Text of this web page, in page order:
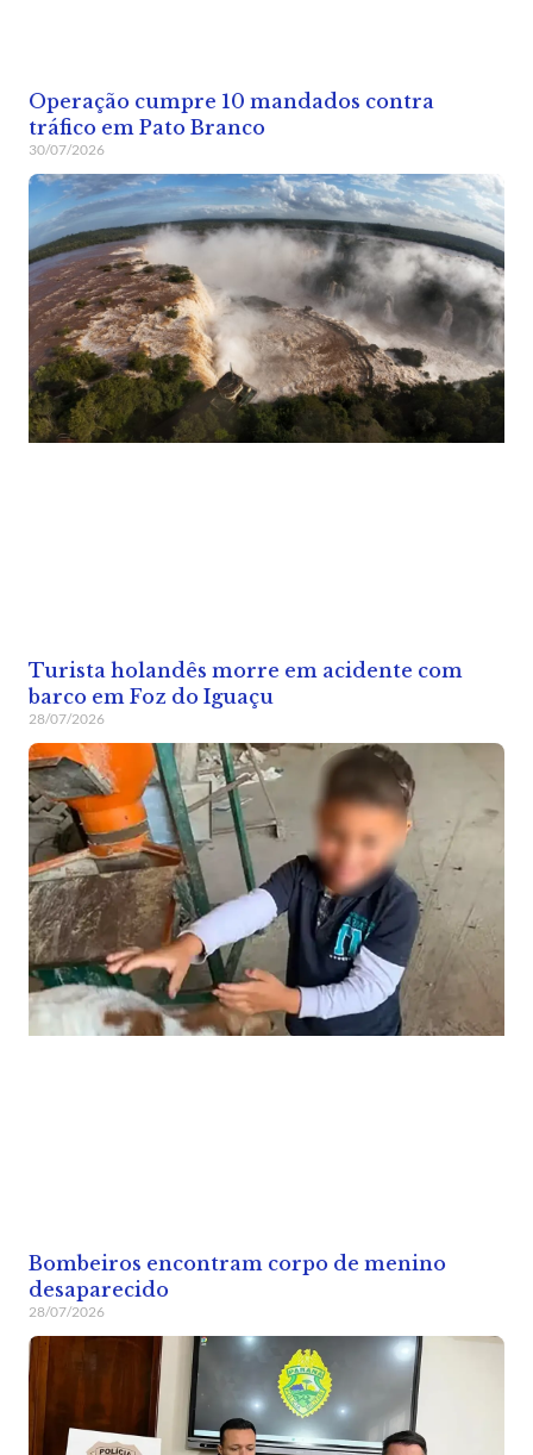
Operação cumpre 10 mandados contra
tráfico em Pato Branco
30/07/2026
Turista holandês morre em acidente com
barco em Foz do Iguaçu
28/07/2026
Bombeiros encontram corpo de menino
desaparecido
28/07/2026